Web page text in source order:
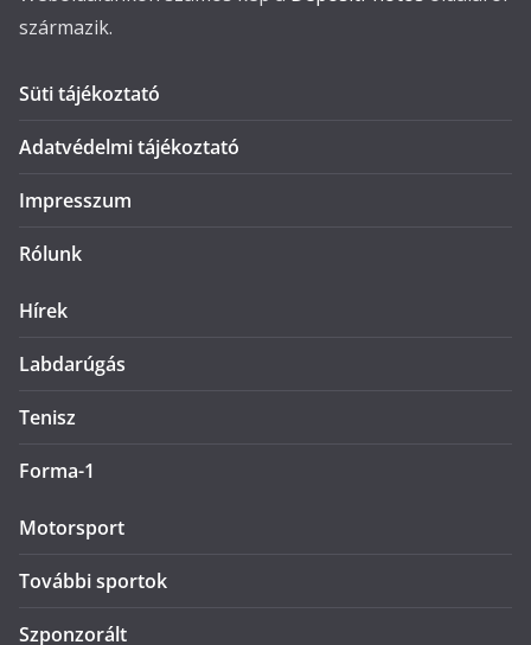
származik.
Süti tájékoztató
Adatvédelmi tájékoztató
Impresszum
Rólunk
Hírek
Labdarúgás
Tenisz
Forma-1
Motorsport
További sportok
Szponzorált